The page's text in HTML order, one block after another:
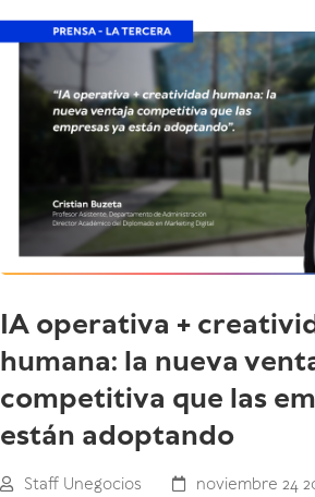
IA operativa +
humana: la nueva
competitiva que las
están adoptando
Staff Unegocios noviembre 24